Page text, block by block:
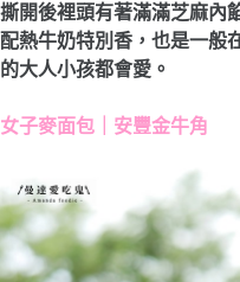
撕開後裡頭有著滿滿芝麻內
配熱牛奶特別香，也是一般
的大人小孩都會愛。
女子麥面包｜安豐金牛角